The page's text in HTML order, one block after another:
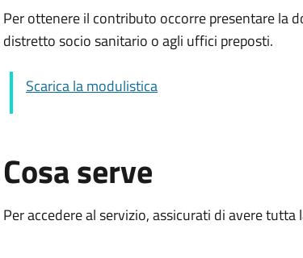
Per ottenere il contributo occorre presentare la
distretto socio sanitario o agli uffici preposti.
Scarica la modulistica
Cosa serve
Per accedere al servizio, assicurati di avere